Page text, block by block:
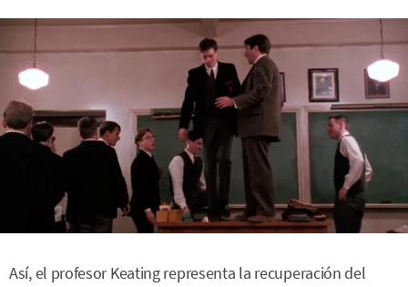
Así, el profesor Keating representa la recuperación del